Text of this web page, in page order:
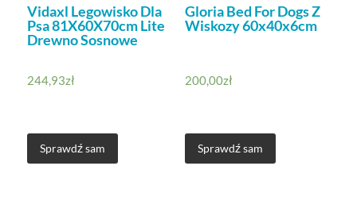
Vidaxl Legowisko Dla
Psa 81X60X70cm Lite
Drewno Sosnowe
244,93zł
Sprawdź sam
Gloria Bed For Dogs Z
Wiskozy 60x40x6cm
200,00zł
Sprawdź sam